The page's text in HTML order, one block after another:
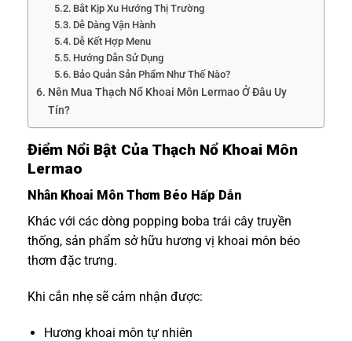
Bắt Kịp Xu Hướng Thị Trường
Dễ Dàng Vận Hành
Dễ Kết Hợp Menu
Hướng Dẫn Sử Dụng
Bảo Quản Sản Phẩm Như Thế Nào?
Nên Mua Thạch Nổ Khoai Môn Lermao Ở Đâu Uy
Tín?
Điểm Nổi Bật Của Thạch Nổ Khoai Môn
Lermao
Nhân Khoai Môn Thơm Béo Hấp Dẫn
Khác với các dòng popping boba trái cây truyền
thống, sản phẩm sở hữu hương vị khoai môn béo
thơm đặc trưng.
Khi cắn nhẹ sẽ cảm nhận được:
Hương khoai môn tự nhiên